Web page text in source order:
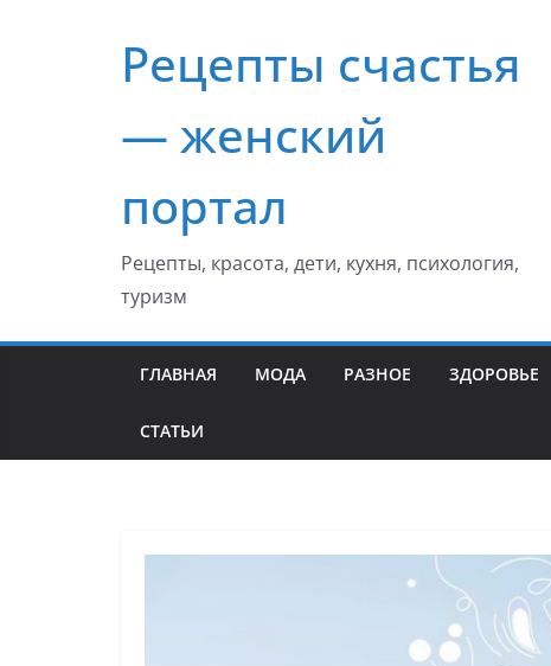
содержимомуРецепты счастья
— женский
портал
Рецепты, красота, дети, кухня, психология,
туризм
ГЛАВНАЯ МОДА РАЗНОЕ ЗДОРОВЬЕ
СТАТЬИ